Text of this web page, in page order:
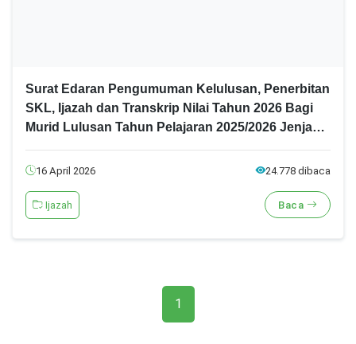
Surat Edaran Pengumuman Kelulusan, Penerbitan
SKL, Ijazah dan Transkrip Nilai Tahun 2026 Bagi
Murid Lulusan Tahun Pelajaran 2025/2026 Jenjang
16 April 2026 24.778 dibaca
Ijazah Baca
1